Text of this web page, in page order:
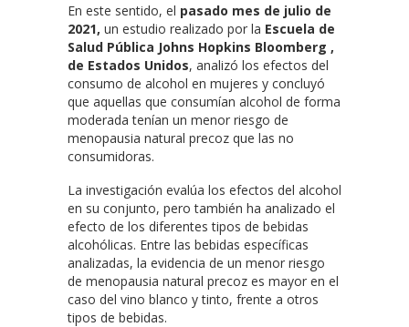
En este sentido, el pasado mes de julio de
2021, un estudio realizado por la Escuela de
Salud Pública Johns Hopkins Bloomberg ,
de Estados Unidos, analizó los efectos del
consumo de alcohol en mujeres y concluyó
que aquellas que consumían alcohol de forma
moderada tenían un menor riesgo de
menopausia natural precoz que las no
consumidoras.
La investigación evalúa los efectos del alcohol
en su conjunto, pero también ha analizado el
efecto de los diferentes tipos de bebidas
alcohólicas. Entre las bebidas específicas
analizadas, la evidencia de un menor riesgo
de menopausia natural precoz es mayor en el
caso del vino blanco y tinto, frente a otros
tipos de bebidas.